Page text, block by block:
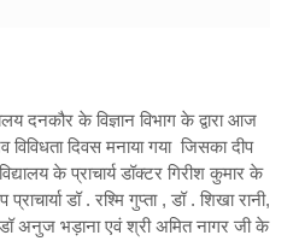
दनकौर के विज्ञान विभाग के द्वारा आज
दिवस मनाया गया जिसका दीप
के प्राचार्य डॉक्टर गिरीश कुमार के
प्राचार्या डॉ . रश्मि गुप्ता , डॉ . शिखा रानी,
डॉ अनुज भड़ाना एवं श्री अमित नागर जी के